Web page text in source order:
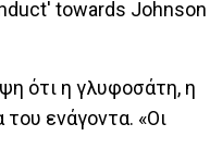
ότι η γλυφοσάτη, η
του ενάγοντα. «Οι